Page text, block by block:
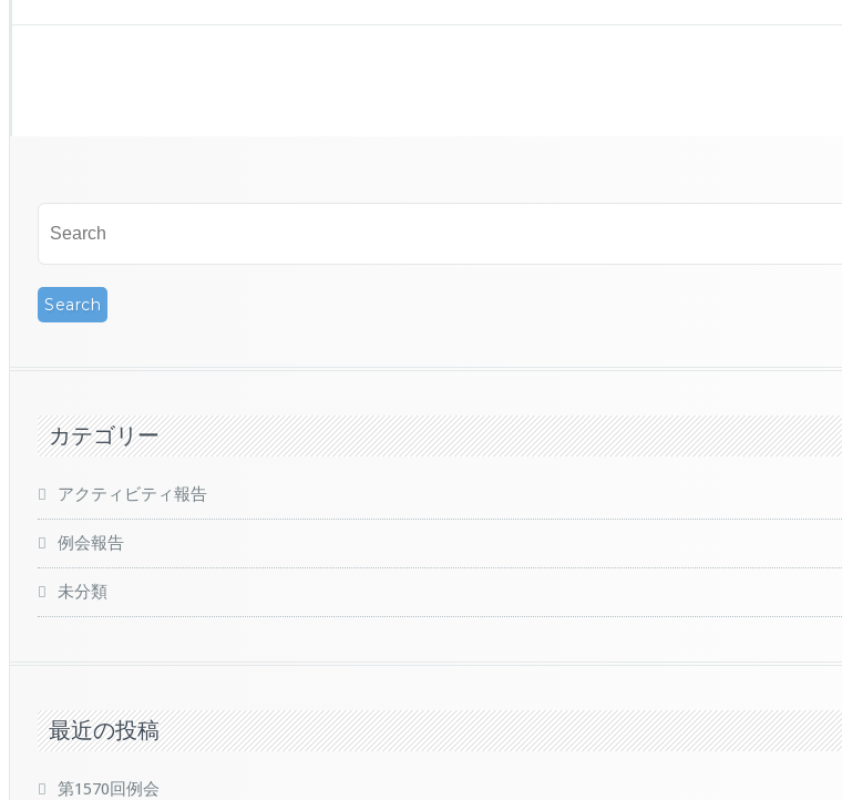
カテゴリー
アクティビティ報告
例会報告
未分類
最近の投稿
第1570回例会